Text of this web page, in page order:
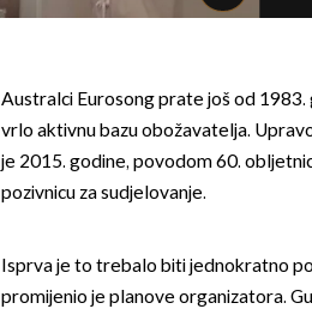
Australci Eurosong prate još od 1983.
vrlo aktivnu bazu obožavatelja.
je 2015. godine, povodom 60.
pozivnicu za sudjelovanje.
Isprva je to trebalo biti jednokratno
promijenio je planove organizatora.